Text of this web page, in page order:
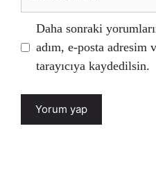
Daha sonraki
adım, e-posta adresim
tarayıcıya kaydedilsin.